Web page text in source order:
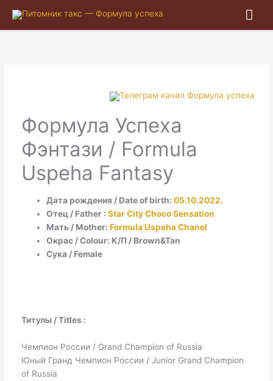
Формула Успеха
Фэнтази / Formula
Uspeha Fantasy
Дата рождения / Date of birth: 05.10.2022.
Отец / Father : Star City Choco Sensation
Мать / Mother: Formula Uspeha Chanel
Окрас / Colour: К/П / Brown&Tan
Сука / Female
Титулы / Titles :
Чемпион России / Grand Champion of Russia
Юный Гранд Чемпион России / Junior Grand Champion
of Russia